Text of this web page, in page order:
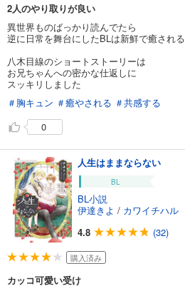
2人のやり取りが良い
異世界ものばっかり読んでたら
逆に日常を舞台にしたBLは新鮮で癒される
八木目線のショートストーリーは
お兄ちゃんへの密かな仕返しに
スッキリしました
＃胸キュン ＃癒やされる ＃共感する
0
人生はままならない
BL
BL小説
伊達きよ / カワイチハル
4.8
(32)
購入済み
カッコ可愛い受け